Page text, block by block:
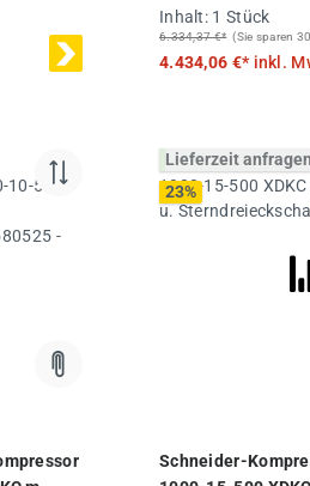
Inhalt: 1 Stück
6.334,37 €* (Sie sparen
4.434,06 €* inkl.
Lieferzeit anfragen
23%
Schneider-